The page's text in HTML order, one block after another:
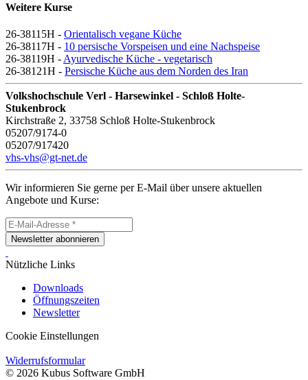
Weitere Kurse
26-38115H - Orientalisch vegane Küche
26-38117H - 10 persische Vorspeisen und eine Nachspeise
26-38119H -Ayurvedische Küche - vegetarisch
26-38121H - Persische Küche aus dem Norden des Iran
Volkshochschule Verl - Harsewinkel - Schloß Holte-
Stukenbrock
Kirchstraße 2, 33758 Schloß Holte-Stukenbrock
05207/9174-0
05207/917420
vhs-vhs@gt-net.de
Wir informieren Sie gerne per E-Mail über unsere aktuellen
Angebote und Kurse:
Newsletter abonnieren
Nützliche Links
Downloads
Öffnungszeiten
Newsletter
Cookie Einstellungen
Widerrufsformular
© 2026 Kubus Software GmbH